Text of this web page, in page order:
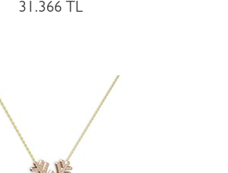
31.366 TL